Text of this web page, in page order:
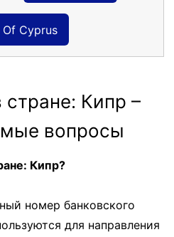
Of Cyprus
Кипр –
вопросы
Кипр?
номер банковского
для направления